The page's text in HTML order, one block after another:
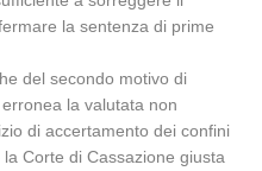
la sentenza di prime
del secondo motivo di
la valutata non
di accertamento dei confini
Corte di Cassazione giusta